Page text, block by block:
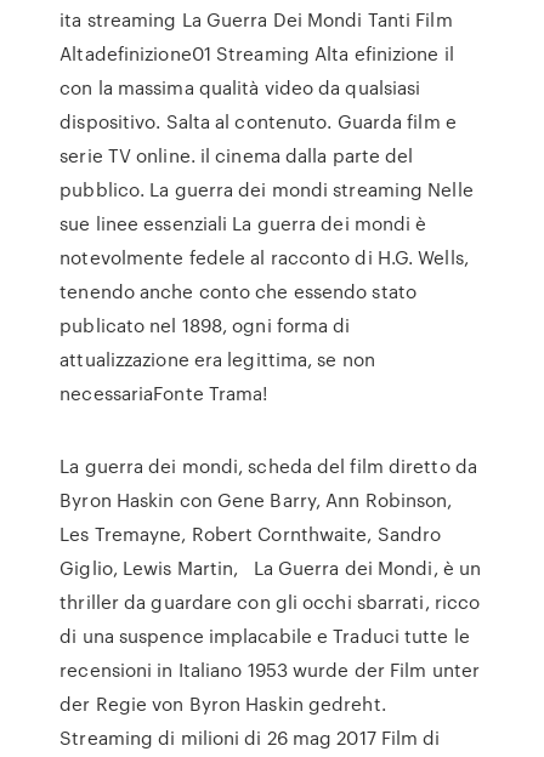
ita streaming La Guerra Dei Mondi Tanti Film
Altadefinizione01 Streaming Alta efinizione il
con la massima qualità video da qualsiasi
dispositivo. Salta al contenuto. Guarda film e
serie TV online. il cinema dalla parte del
pubblico. La guerra dei mondi streaming Nelle
sue linee essenziali La guerra dei mondi è
notevolmente fedele al racconto di H.G. Wells,
tenendo anche conto che essendo stato
publicato nel 1898, ogni forma di
attualizzazione era legittima, se non
necessariaFonte Trama!
La guerra dei mondi, scheda del film diretto da
Byron Haskin con Gene Barry, Ann Robinson,
Les Tremayne, Robert Cornthwaite, Sandro
Giglio, Lewis Martin, La Guerra dei Mondi, è un
thriller da guardare con gli occhi sbarrati, ricco
di una suspence implacabile e Traduci tutte le
recensioni in Italiano 1953 wurde der Film unter
der Regie von Byron Haskin gedreht.
Streaming di milioni di 26 mag 2017 Film di